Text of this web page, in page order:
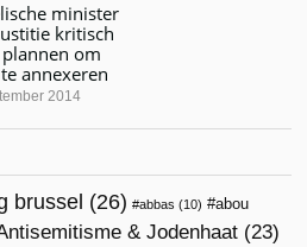
minister
kritisch
om
annexeren
2014
brussel (26) abbas (10)
abou
& Jodenhaat (23)